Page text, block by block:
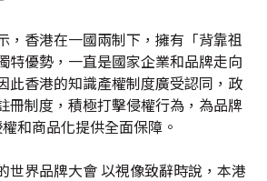
，香港在一國兩制下，擁有「背靠祖
特優勢，一直是國家企業和品牌走向
此香港的知識產權制度廣受認同，政
冊制度，積極打擊侵權行為，為品牌
和商品化提供全面保障。
世界品牌大會 以視像致辭時說，本港